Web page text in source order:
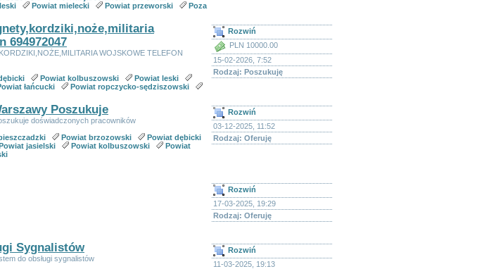
Powiat mielecki Powiat przeworski
Poza
694972047
WOJSKOWE TELEFON
Powiat kolbuszowski
Powiat leski
łańcucki
Powiat ropczycko-sędziszowski
Rozwiń
PLN 10000.00
15-02-2026, 7:52
Rodzaj: Poszukuję
Poszukuje
doświadczonych pracowników
Powiat brzozowski
Powiat dębicki
jasielski Powiat kolbuszowski
Powiat
Rozwiń
03-12-2025, 11:52
Rodzaj: Oferuję
Rozwiń
17-03-2025, 19:29
Rodzaj: Oferuję
Sygnalistów
do obsługi sygnalistów
Rozwiń
11-03-2025, 19:13